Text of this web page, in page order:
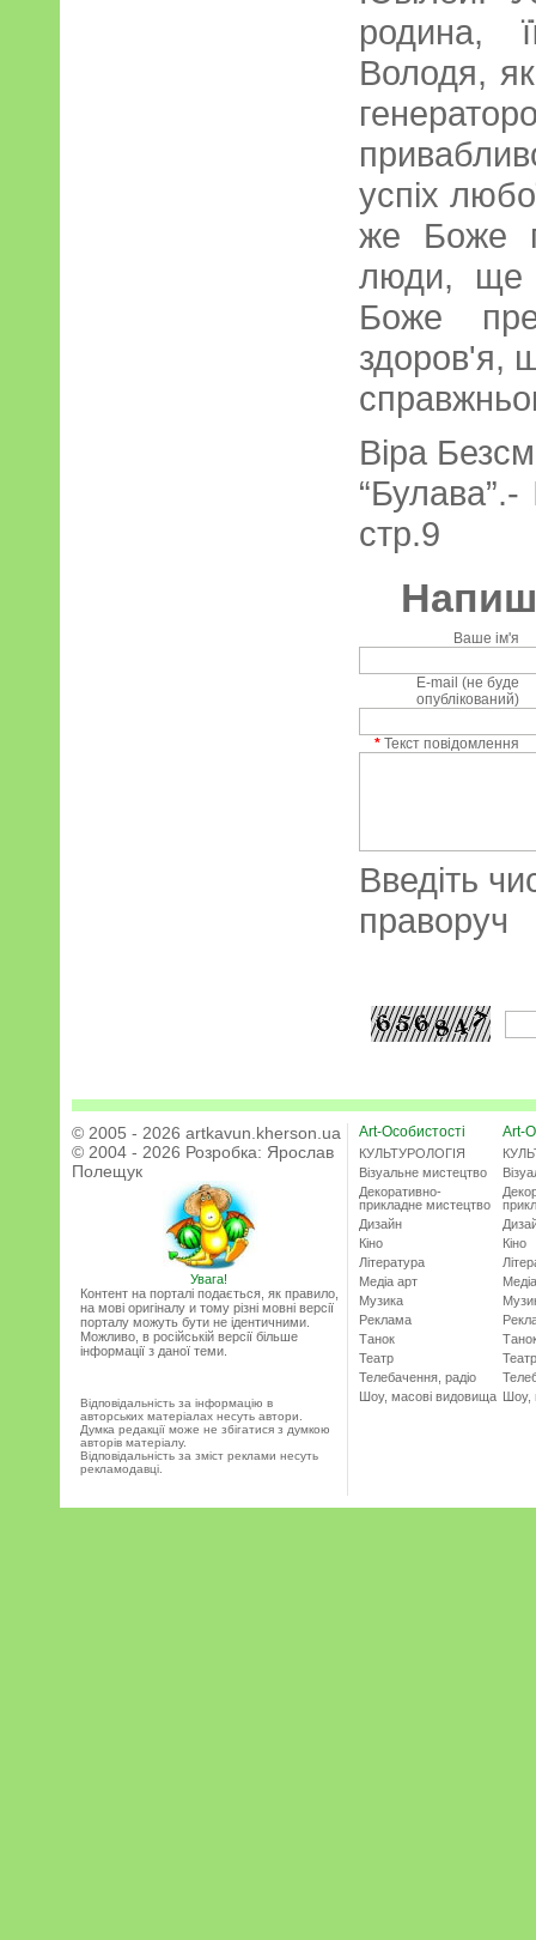
родина,
Володя,
успіх
же Боже
люди, ще
Боже
здоров'я,
Віра
стр.9
Ваше ім'я
E-mail (не буде
опублікований)
* Текст повідомлення
Введіть
праворуч
© 2005 - 2026 artkavun.kherson.ua
© 2004 - 2026 Розробка: Ярослав
Полещук
Увага!
Контент на порталі подається, як правило,
на мові оригіналу и тому різні мовні версії
порталу можуть бути не ідентичними.
Можливо, в російській версії більше
інформації з даної теми.
Відповідальність за інформацію в
авторських матеріалах несуть автори.
Думка редакції може не збігатися з думкою
авторів матеріалу.
Відповідальність за зміст реклами несуть
рекламодавці.
Art-Особистості
КУЛЬТУРОЛОГІЯ
Візуальне мистецтво
Декоративно-
прикладне мистецтво
Дизайн
Кіно
Література
Медіа арт
Музика
Реклама
Танок
Театр
Телебачення, радіо
Шоу, масові видовища
Art-
Кіно
Театр
Шоу,